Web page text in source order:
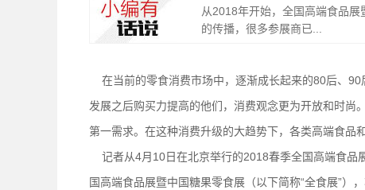
从2018年开始，全国高端食品
的传播，很多参展商已...
在当前的零食消费市场中，逐渐成长起来的80后、
发展之后购买力提高的他们，消费观念更为开放和时尚
第一需求。在这种消费升级的大趋势下，各类高端食品
记者从4月10日在北京举行的2018春季全国高端食品
国高端食品展暨中国糖果零食展（以下简称“全食展”）